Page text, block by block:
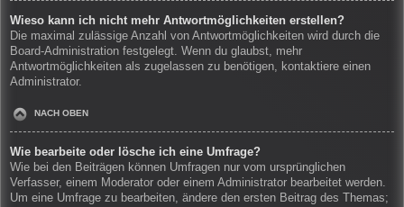
Wieso kann ich nicht mehr Antwortmöglichkeiten erstellen?
Die maximal zulässige Anzahl von Antwortmöglichkeiten wird durch die
Board-Administration festgelegt. Wenn du glaubst, mehr
Antwortmöglichkeiten als zugelassen zu benötigen, kontaktiere einen
Administrator.
NACH OBEN
Wie bearbeite oder lösche ich eine Umfrage?
Wie bei den Beiträgen können Umfragen nur vom ursprünglichen
Verfasser, einem Moderator oder einem Administrator bearbeitet werden.
Um eine Umfrage zu bearbeiten, ändere den ersten Beitrag des Themas;